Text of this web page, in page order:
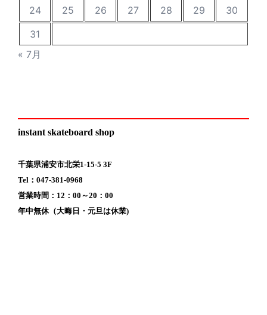
24
25 26 27 28 29
30
31
« 7月
instant skateboard shop
千葉県浦安市北栄1-15-5 3F
Tel：047-381-0968
営業時間：12：00～20：00
年中無休（大晦日・元旦は休業)